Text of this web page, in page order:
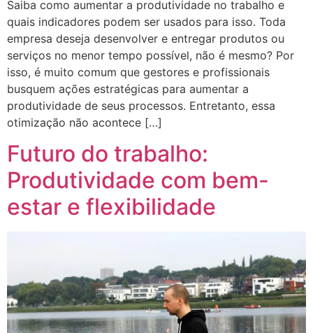
Saiba como aumentar a produtividade no trabalho e
quais indicadores podem ser usados para isso. Toda
empresa deseja desenvolver e entregar produtos ou
serviços no menor tempo possível, não é mesmo? Por
isso, é muito comum que gestores e profissionais
busquem ações estratégicas para aumentar a
produtividade de seus processos. Entretanto, essa
otimização não acontece […]
Futuro do trabalho:
Produtividade com bem-
estar e flexibilidade